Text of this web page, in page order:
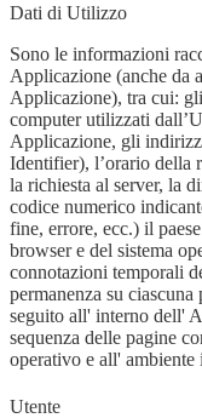
Dati di Utilizzo
Sono le informazioni
Applicazione (anche da
Applicazione), tra cui:
computer utilizzati
Applicazione, gli
Identifier), l’orario della
la richiesta al server, la
codice numerico
fine, errore, ecc.) il
browser e del sistema
connotazioni temporali
permanenza su
seguito all' interno dell'
sequenza delle pagine
operativo e all'
Utente